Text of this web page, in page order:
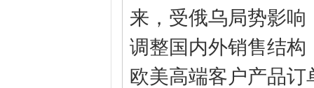
来，受俄乌局势影
调整国内外销售结
欧美高端客户产品